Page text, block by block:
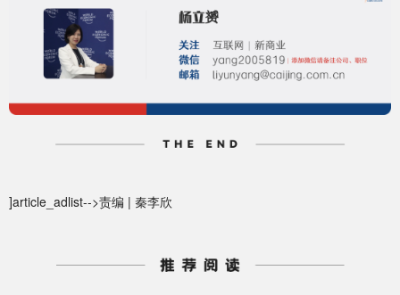
]article_adlist-->责编 | 秦李欣